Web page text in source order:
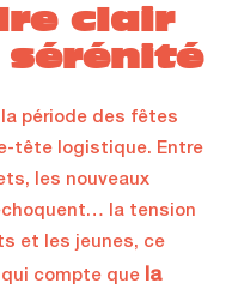
clair
sérénité
période des fêtes
tête logistique. Entre
les nouveaux
la tension
et les jeunes, ce
compte que la